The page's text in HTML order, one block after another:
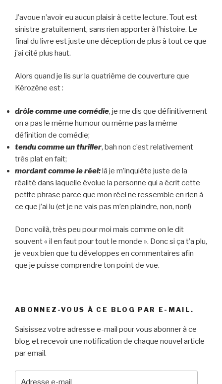
J’avoue n’avoir eu aucun plaisir à cette lecture. Tout est
sinistre gratuitement, sans rien apporter à l’histoire. Le
final du livre est juste une déception de plus à tout ce que
j’ai cité plus haut.
Alors quand je lis sur la quatrième de couverture que
Kérozène est :
drôle comme une comédie, je me dis que définitivement
on a pas le même humour ou même pas la même
définition de comédie;
tendu comme un thriller, bah non c’est relativement
très plat en fait;
mordant comme le réel:là je m’inquiète juste de la
réalité dans laquelle évolue la personne qui a écrit cette
petite phrase parce que mon réel ne ressemble en rien à
ce que j’ai lu (et je ne vais pas m’en plaindre, non, non!)
Donc voilà, très peu pour moi mais comme on le dit
souvent « il en faut pour tout le monde ». Donc si ça t’a plu,
je veux bien que tu développes en commentaires afin
que je puisse comprendre ton point de vue.
ABONNEZ-VOUS À CE BLOG PAR E-MAIL.
Saisissez votre adresse e-mail pour vous abonner à ce
blog et recevoir une notification de chaque nouvel article
par email.